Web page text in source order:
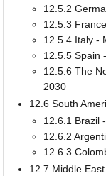
12.5.2
12.5.3
12.5.4 Italy -
12.5.5 Spain
12.5.6 The
2030
12.6 South
12.6.1 Brazil
12.6.2
12.6.3
12.7 Middle